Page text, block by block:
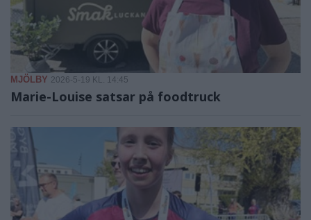
MJÖLBY 2026-5-19 KL. 14:45
Marie-Louise satsar på foodtruck